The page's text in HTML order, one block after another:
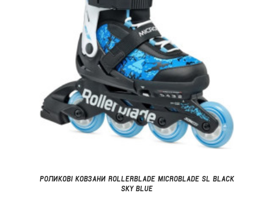
РОЛИКОВІ КОВЗАНИ ROLLERBLADE MICROBLADE SL BLACK
SKY BLUE